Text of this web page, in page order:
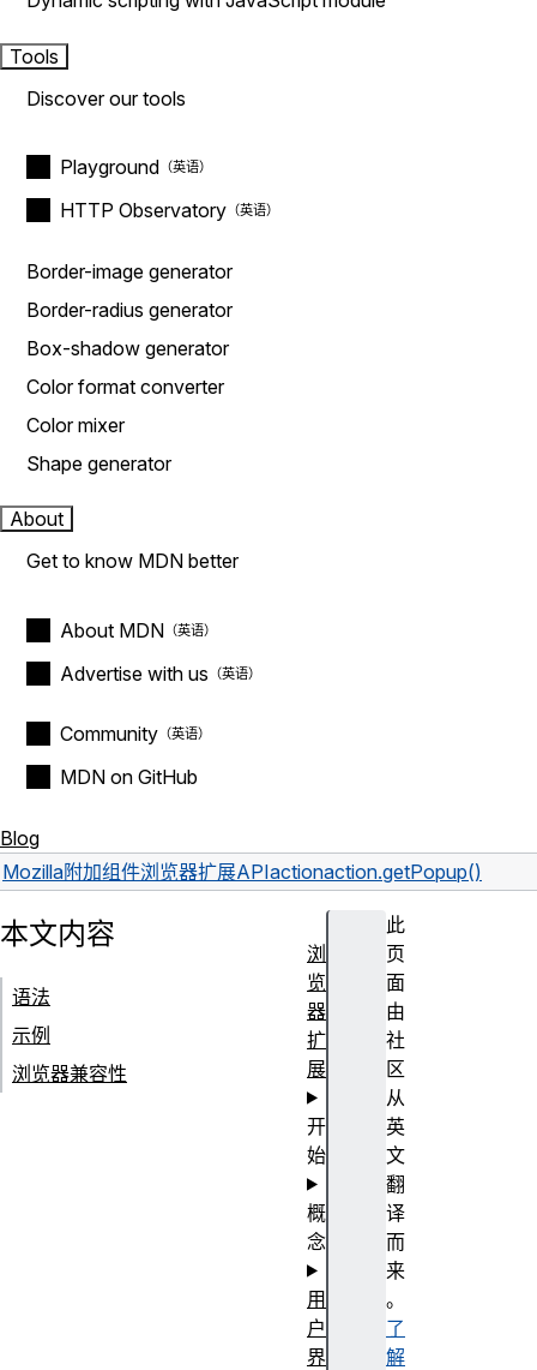
Tools
Discover our tools
Playground
HTTP Observatory
Border-image generator
Border-radius generator
Box-shadow generator
Color format converter
Color mixer
Shape generator
About
Get to know MDN better
About MDN
Advertise with us
Community
MDN on GitHub
Blog
Mozilla附加组件浏览器扩展APIactionaction.getPopup()
此
页
面
由
社
区
从
英
文
翻
译
而
来
。
了
解
本文内容
语法
示例
浏览器兼容性
浏
览
器
扩
展
开
始
概
念
用
户
界